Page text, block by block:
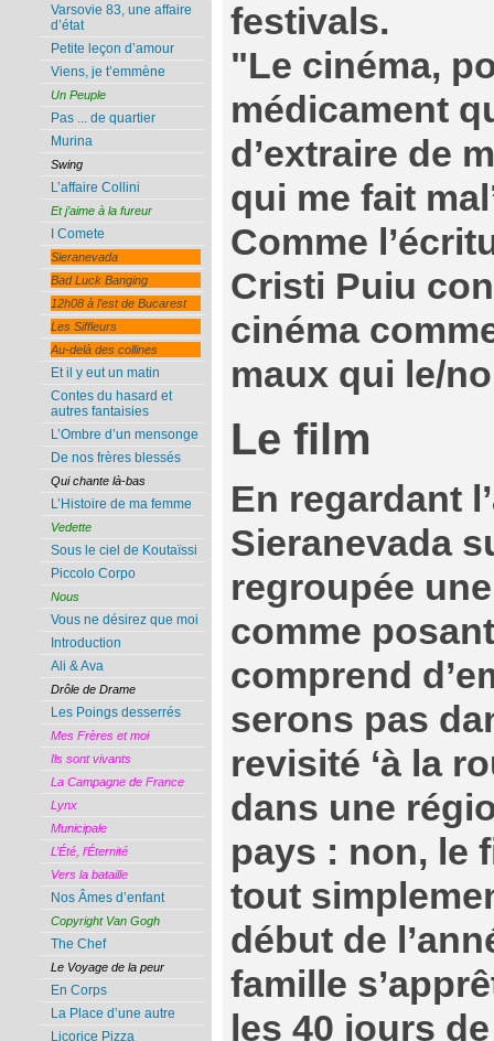
festivals.
"Le cinéma,
médicament
d’extraire de
qui me fait
Comme
Cristi Puiu
cinéma
maux qui le/
Le film
En regardant
Sieranevada
regroupée
comme
comprend
serons pas
revisité ‘à la
dans une
pays : non, le
tout
début de
famille
les 40 jours
Varsovie 83, une affaire
d’état
Petite leçon d’amour
Viens, je t’emmène
Un Peuple
Pas ... de quartier
Murina
Swing
L’affaire Collini
Et j’aime à la fureur
I Comete
Sieranevada
Bad Luck Banging
12h08 à l’est de Bucarest
Les Siffleurs
Au-delà des collines
Et il y eut un matin
Contes du hasard et
autres fantaisies
L’Ombre d’un mensonge
De nos frères blessés
Qui chante là-bas
L’Histoire de ma femme
Vedette
Sous le ciel de Koutaïssi
Piccolo Corpo
Nous
Vous ne désirez que moi
Introduction
Ali & Ava
Drôle de Drame
Les Poings desserrés
Mes Frères et moi
Ils sont vivants
La Campagne de France
Lynx
Municipale
L’Été, l’Éternité
Vers la bataille
Nos Âmes d’enfant
Copyright Van Gogh
The Chef
Le Voyage de la peur
En Corps
La Place d’une autre
Licorice Pizza